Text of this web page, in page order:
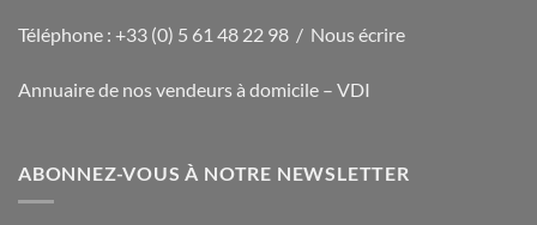
Téléphone : +33 (0) 5 61 48 22 98 / Nous écrire
Annuaire de nos vendeurs à domicile – VDI
ABONNEZ-VOUS À NOTRE NEWSLETTER